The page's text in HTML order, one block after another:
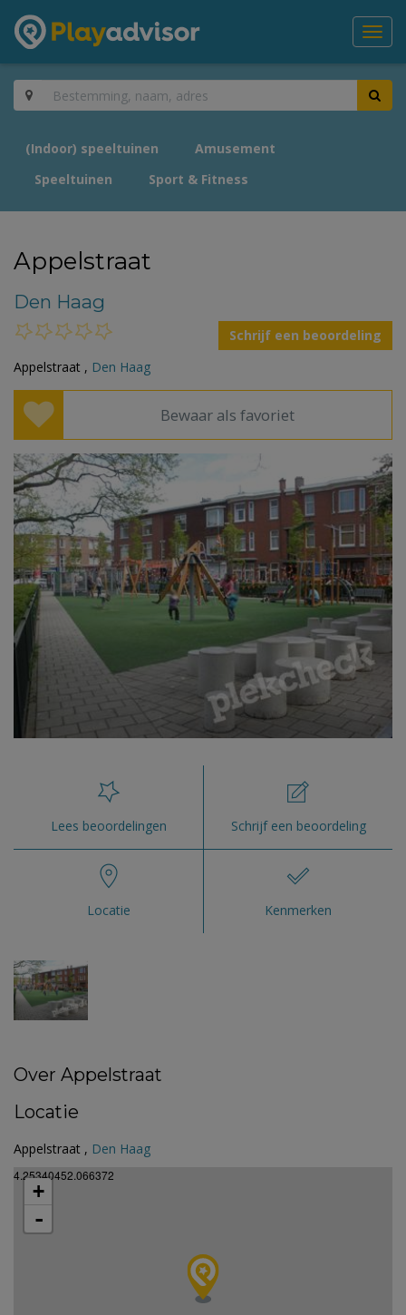
(Indoor) speeltuinen
Amusement
Speeltuinen
Sport & Fitness
Appelstraat
Den Haag
Schrijf een beoordeling
Appelstraat , Den Haag
Bewaar als favoriet
Lees beoordelingen Schrijf een beoordeling
Locatie Kenmerken
Over Appelstraat
Locatie
Appelstraat , Den Haag
4.25340452.066372
+
-